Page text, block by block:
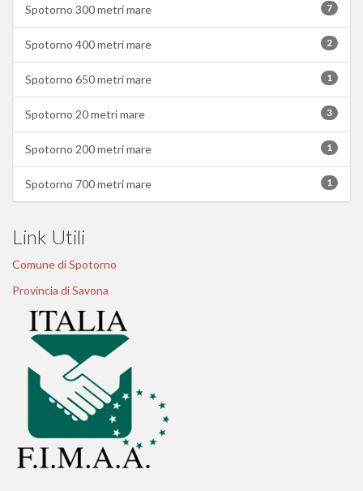
7
Spotorno 300 metri mare
2
Spotorno 400 metri mare
1
Spotorno 650 metri mare
3
Spotorno 20 metri mare
1
Spotorno 200 metri mare
1
Spotorno 700 metri mare
Link Utili
Comune di Spotorno
Provincia di Savona